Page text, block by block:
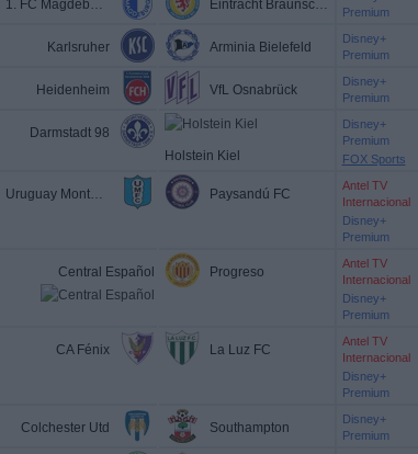
1. FC Magdeburg Eintracht Braunschweig
Premium
Karlsruher Arminia Bielefeld
Disney+
Premium
Heidenheim VfL Osnabrück
Disney+
Premium
Darmstadt 98
Holstein Kiel
Disney+
Premium
FOX Sports
Uruguay Montevideo Paysandú FC
Antel TV
Internacional
Disney+
Premium
Central Español Progreso
Antel TV
Internacional
Disney+
Premium
CA Fénix La Luz FC
Antel TV
Internacional
Disney+
Premium
Colchester Utd Southampton
Disney+
Premium